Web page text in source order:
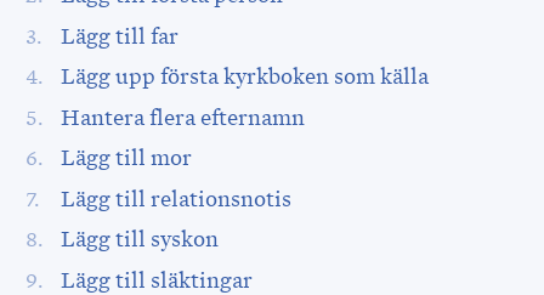
Lägg till far
Lägg upp första kyrkboken som källa
Hantera flera efternamn
Lägg till mor
Lägg till relationsnotis
Lägg till syskon
Lägg till släktingar